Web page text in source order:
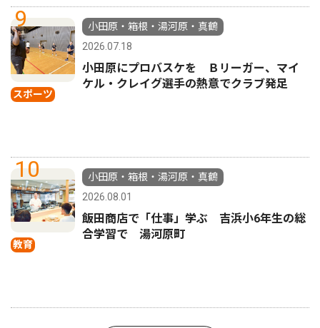
9
スポーツ
小田原・箱根・湯河原・真鶴
2026.07.18
小田原にプロバスケを Ｂリーガー、マイ
ケル・クレイグ選手の熱意でクラブ発足
10
教育
小田原・箱根・湯河原・真鶴
2026.08.01
飯田商店で「仕事」学ぶ 吉浜小6年生の総
合学習で 湯河原町